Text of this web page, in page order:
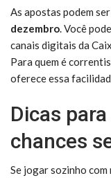
As apostas podem
dezembro. Você
canais digitais da
Para quem é
oferece essa
Dicas
chances
Se jogar sozinho com